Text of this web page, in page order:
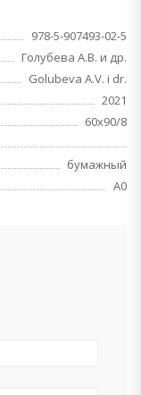
978-5-907493-02-5
Голубева А.В. и др.
Golubeva A.V. i dr.
2021
60х90/8
бумажный
A0